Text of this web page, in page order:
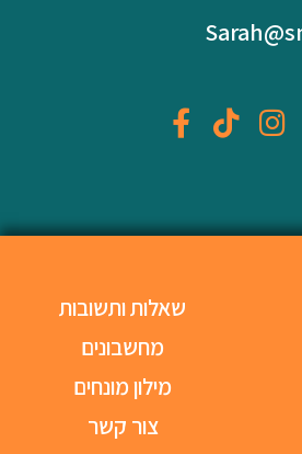
שאלות ותשובות
מחשבונים
מילון מונחים
צור קשר